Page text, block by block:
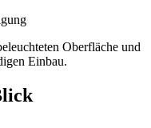
Oberfläche und
Einbau.